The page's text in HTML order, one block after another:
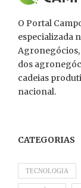
O Portal
especializada
Agronegócios,
dos
cadeias
nacional.
CATEGORIAS
TECNOLOGIA